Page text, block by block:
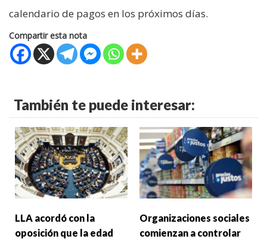
calendario de pagos en los próximos días.
Compartir esta nota
También te puede interesar:
LLA acordó con la
oposición que la edad
Organizaciones sociales
comienzan a controlar